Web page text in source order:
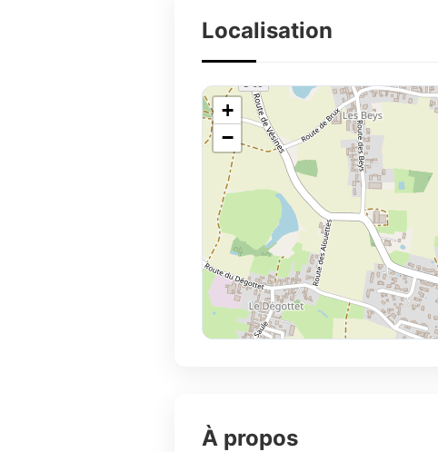
Localisation
+
−
À propos